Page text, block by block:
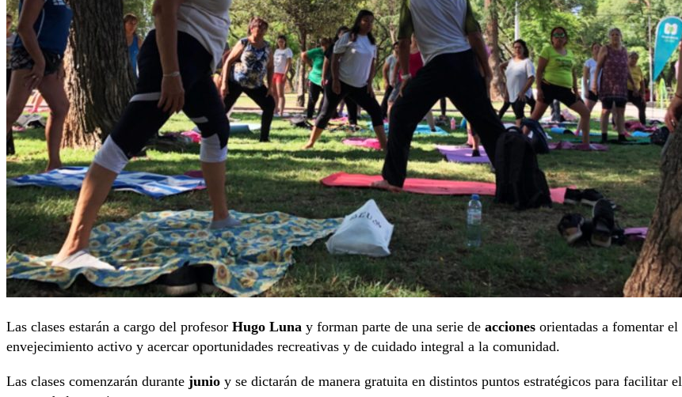
Las clases estarán a cargo del profesor Hugo Luna y forman parte de una serie de acciones orientadas a fomentar el
envejecimiento activo y acercar oportunidades recreativas y de cuidado integral a la comunidad.
Las clases comenzarán durante junio y se dictarán de manera gratuita en distintos puntos estratégicos para facilitar el